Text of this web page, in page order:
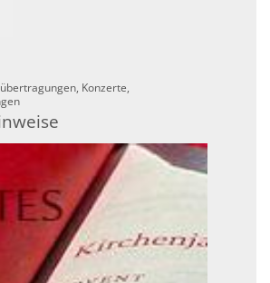
Konzerte,
: